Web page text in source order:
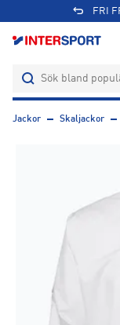
FRI
Jackor Skaljackor